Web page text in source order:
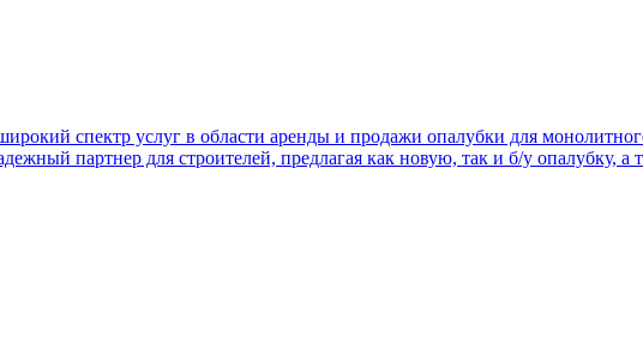
спектр услуг в области аренды и продажи опалубки для
партнер для строителей, предлагая как новую, так и б/у опалубку, а